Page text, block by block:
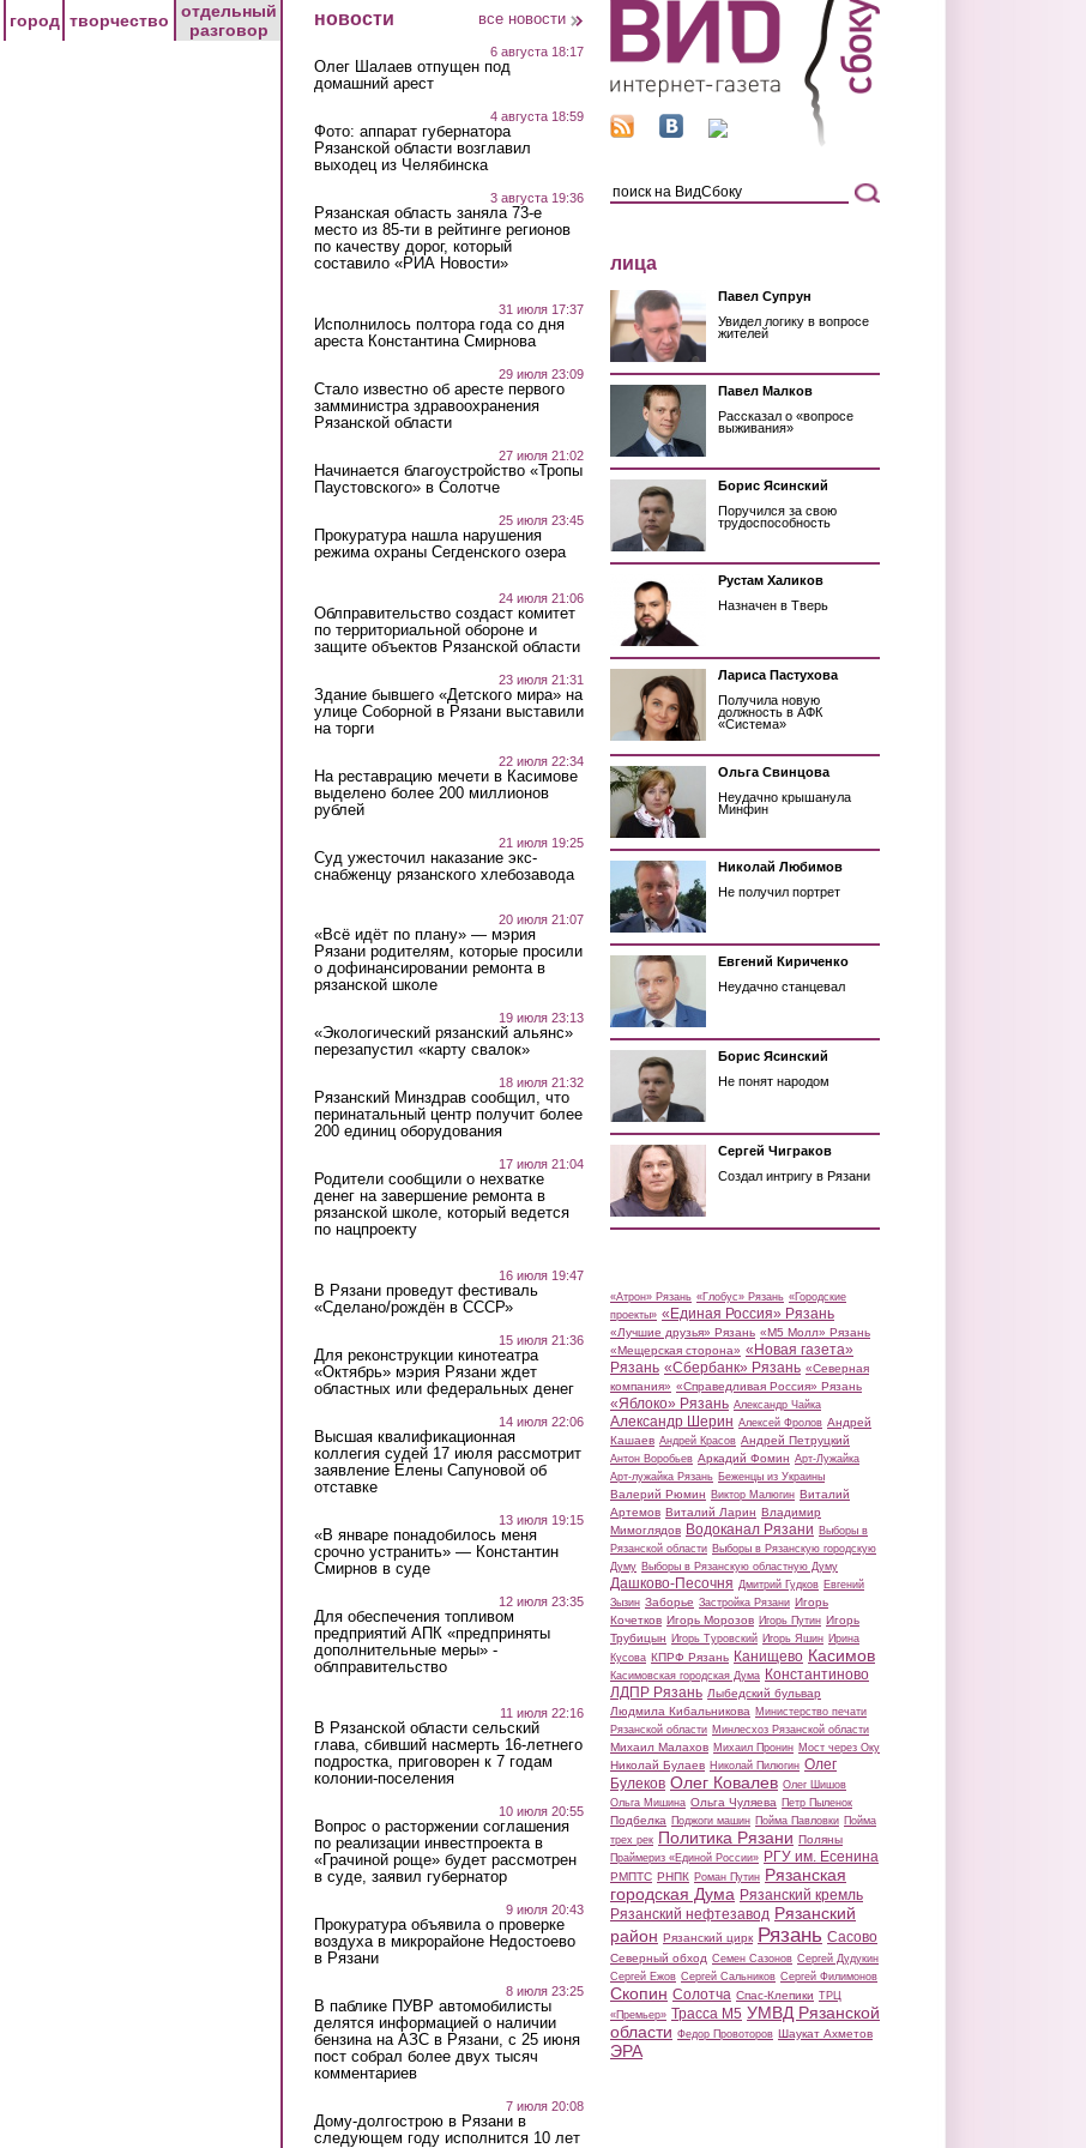
город творчество
отдельный
разговор
новости все новости
6 августа 18:17
Олег Шалаев отпущен под
домашний арест
4 августа 18:59
Фото: аппарат губернатора
Рязанской области возглавил
выходец из Челябинска
3 августа 19:36
Рязанская область заняла 73-е
место из 85-ти в рейтинге регионов
по качеству дорог, который
составило «РИА Новости»
31 июля 17:37
Исполнилось полтора года со дня
ареста Константина Смирнова
29 июля 23:09
Стало известно об аресте первого
замминистра здравоохранения
Рязанской области
27 июля 21:02
Начинается благоустройство «Тропы
Паустовского» в Солотче
25 июля 23:45
Прокуратура нашла нарушения
режима охраны Сегденского озера
24 июля 21:06
Облправительство создаст комитет
по территориальной обороне и
защите объектов Рязанской области
23 июля 21:31
Здание бывшего «Детского мира» на
улице Соборной в Рязани выставили
на торги
22 июля 22:34
На реставрацию мечети в Касимове
выделено более 200 миллионов
рублей
21 июля 19:25
Суд ужесточил наказание экс-
снабженцу рязанского хлебозавода
20 июля 21:07
«Всё идёт по плану» — мэрия
Рязани родителям, которые просили
о дофинансировании ремонта в
рязанской школе
19 июля 23:13
«Экологический рязанский альянс»
перезапустил «карту свалок»
18 июля 21:32
Рязанский Минздрав сообщил, что
перинатальный центр получит более
200 единиц оборудования
17 июля 21:04
Родители сообщили о нехватке
денег на завершение ремонта в
рязанской школе, который ведется
по нацпроекту
16 июля 19:47
В Рязани проведут фестиваль
«Сделано/рождён в СССР»
15 июля 21:36
Для реконструкции кинотеатра
«Октябрь» мэрия Рязани ждет
областных или федеральных денег
14 июля 22:06
Высшая квалификационная
коллегия судей 17 июля рассмотрит
заявление Елены Сапуновой об
отставке
13 июля 19:15
«В январе понадобилось меня
срочно устранить» — Константин
Смирнов в суде
12 июля 23:35
Для обеспечения топливом
предприятий АПК «предприняты
дополнительные меры» -
облправительство
11 июля 22:16
В Рязанской области сельский
глава, сбивший насмерть 16-летнего
подростка, приговорен к 7 годам
колонии-поселения
10 июля 20:55
Вопрос о расторжении соглашения
по реализации инвестпроекта в
«Грачиной роще» будет рассмотрен
в суде, заявил губернатор
9 июля 20:43
Прокуратура объявила о проверке
воздуха в микрорайоне Недостоево
в Рязани
8 июля 23:25
В паблике ПУВР автомобилисты
делятся информацией о наличии
бензина на АЗС в Рязани, с 25 июня
пост собрал более двух тысяч
комментариев
7 июля 20:08
Дому-долгострою в Рязани в
следующем году исполнится 10 лет
лица
Павел Супрун
Увидел логику в вопросе
жителей
Павел Малков
Рассказал о «вопросе
выживания»
Борис Ясинский
Поручился за свою
трудоспособность
Рустам Халиков
Назначен в Тверь
Лариса Пастухова
Получила новую
должность в АФК
«Система»
Ольга Свинцова
Неудачно крышанула
Минфин
Николай Любимов
Не получил портрет
Евгений Кириченко
Неудачно станцевал
Борис Ясинский
Не понят народом
Сергей Чиграков
Создал интригу в Рязани
«Атрон» Рязань «Глобус» Рязань «Городские
проекты» «Единая Россия» Рязань
«Лучшие друзья» Рязань «М5 Молл» Рязань
«Мещерская сторона» «Новая газета»
Рязань «Сбербанк» Рязань «Северная
компания» «Справедливая Россия» Рязань
«Яблоко» Рязань Александр Чайка
Александр Шерин Алексей Фролов Андрей
Кашаев Андрей Красов Андрей Петруцкий
Антон Воробьев Аркадий Фомин Арт-Лужайка
Арт-лужайка Рязань Беженцы из Украины
Валерий Рюмин Виктор Малюгин Виталий
Артемов Виталий Ларин Владимир
Мимоглядов Водоканал Рязани Выборы в
Рязанской области Выборы в Рязанскую городскую
Думу Выборы в Рязанскую областную Думу
Дашково-Песочня Дмитрий Гудков Евгений
Зызин Заборье Застройка Рязани Игорь
Кочетков Игорь Морозов Игорь Путин Игорь
Трубицын Игорь Туровский Игорь Яшин Ирина
Кусова КПРФ Рязань Канищево Касимов
Касимовская городская Дума Константиново
ЛДПР Рязань Лыбедский бульвар
Людмила Кибальникова Министерство печати
Рязанской области Минлесхоз Рязанской области
Михаил Малахов Михаил Пронин Мост через Оку
Николай Булаев Николай Пилюгин Олег
Булеков Олег Ковалев Олег Шишов
Ольга Мишина Ольга Чуляева Петр Пыленок
Подбелка Поджоги машин Пойма Павловки Пойма
трех рек Политика Рязани Поляны
Праймериз «Единой России» РГУ им. Есенина
РМПТС РНПК Роман Путин Рязанская
городская Дума Рязанский кремль
Рязанский нефтезавод Рязанский
район Рязанский цирк Рязань Сасово
Северный обход Семен Сазонов Сергей Дудукин
Сергей Ежов Сергей Сальников Сергей Филимонов
Скопин Солотча Спас-Клепики ТРЦ
«Премьер» Трасса М5 УМВД Рязанской
области Федор Провоторов Шаукат Ахметов
ЭРА